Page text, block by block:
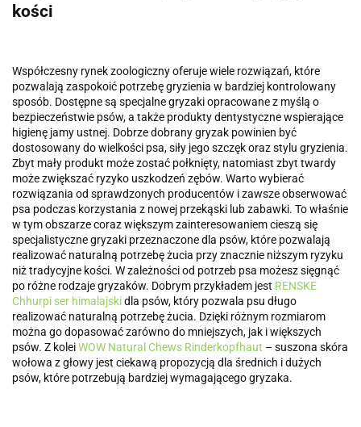
kości
Współczesny rynek zoologiczny oferuje wiele rozwiązań, które
pozwalają zaspokoić potrzebę gryzienia w bardziej kontrolowany
sposób. Dostępne są specjalne gryzaki opracowane z myślą o
bezpieczeństwie psów, a także produkty dentystyczne wspierające
higienę jamy ustnej. Dobrze dobrany gryzak powinien być
dostosowany do wielkości psa, siły jego szczęk oraz stylu gryzienia.
Zbyt mały produkt może zostać połknięty, natomiast zbyt twardy
może zwiększać ryzyko uszkodzeń zębów. Warto wybierać
rozwiązania od sprawdzonych producentów i zawsze obserwować
psa podczas korzystania z nowej przekąski lub zabawki. To właśnie
w tym obszarze coraz większym zainteresowaniem cieszą się
specjalistyczne gryzaki przeznaczone dla psów, które pozwalają
realizować naturalną potrzebę żucia przy znacznie niższym ryzyku
niż tradycyjne kości. W zależności od potrzeb psa możesz sięgnąć
po różne rodzaje gryzaków. Dobrym przykładem jest RENSKE
Chhurpi ser himalajskidla psów, który pozwala psu długo
realizować naturalną potrzebę żucia. Dzięki różnym rozmiarom
można go dopasować zarówno do mniejszych, jak i większych
psów. Z koleiWOW Natural Chews Rinderkopfhaut – suszona skóra
wołowa z głowy jest ciekawą propozycją dla średnich i dużych
psów, które potrzebują bardziej wymagającego gryzaka.